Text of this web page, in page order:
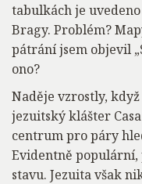
tabulkách je
Bragy. Problém?
pátrání jsem objevil
ono?
Naděje vzrostly,
jezuitský klášter
centrum pro páry
Evidentně
stavu. Jezuita však